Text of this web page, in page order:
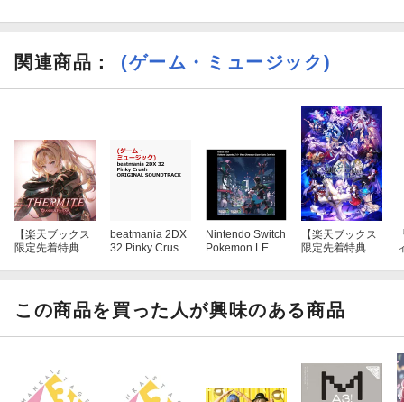
関連商品 ： (ゲーム・ミュージック)
【楽天ブックス
限定先着特典】
様限定盤】(アナ
ザージャケット)
beatmania 2DX
32 Pinky Crush
Nintendo Switch
Pokemon LEGE
ク・コンプリー
ト
【楽天ブックス
限定先着特典】
仕様限定盤】(ジ
ャケットサイ
この商品を買った人が興味のある商品